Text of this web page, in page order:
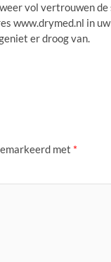
weer vol vertrouwen
www.drymed.nl in
er droog van.
met *